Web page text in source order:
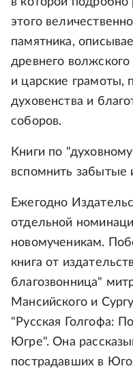
этого
памятника,
древнего
и царские грамоты,
духовенства и
соборов.
Книги по
вспомнить забытые
Ежегодно
отдельной
новомученикам.
книга от
благозвонница"
Мансийского и
"Русская Голгофа:
Югре". Она
пострадавших в